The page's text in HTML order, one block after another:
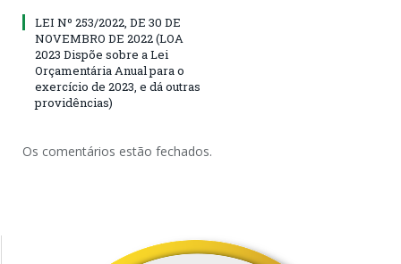
LEI Nº 253/2022, DE 30 DE
NOVEMBRO DE 2022 (LOA
2023 Dispõe sobre a Lei
Orçamentária Anual para o
exercício de 2023, e dá outras
providências)
Os comentários estão fechados.